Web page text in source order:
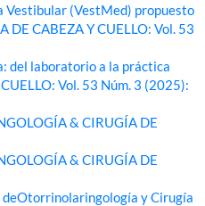
Vestibular (VestMed) propuesto
DE CABEZA Y CUELLO: Vol. 53
del laboratorio a la práctica
Vol. 53 Núm. 3 (2025):
& CIRUGÍA DE
& CIRUGÍA DE
deOtorrinolaringología y Cirugía